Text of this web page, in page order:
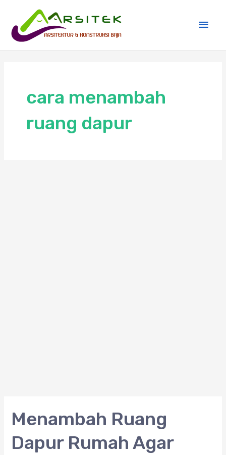
content
cara menambah
ruang dapur
Menambah Ruang
Dapur Rumah Agar
Menambah
Ruang
Dapur